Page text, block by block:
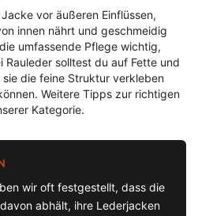
vor äußeren Einflüssen,
innen nährt und geschmeidig
umfassende Pflege wichtig,
Rauleder solltest du auf Fette und
die feine Struktur verkleben
Weitere Tipps zur richtigen
Kategorie.
wir oft festgestellt, dass die
abhält, ihre Lederjacken